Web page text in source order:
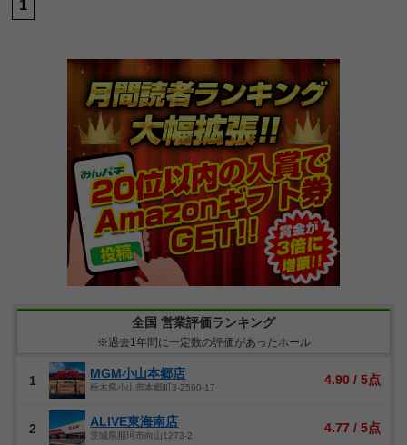
1
全国 営業評価ランキング
※過去1年間に一定数の評価があったホール
1 MGM小山本郷店
栃木県小山市本郷町3-2590-17
4.90 / 5点
2 ALIVE東海南店
茨城県那珂市向山1273-2
4.77 / 5点